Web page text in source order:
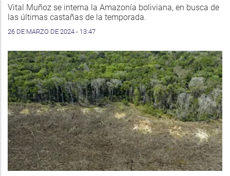
Vital Muñoz se interna la Amazonía boliviana, en busca de
las últimas castañas de la temporada.
26 DE MARZO DE 2024 - 13:47